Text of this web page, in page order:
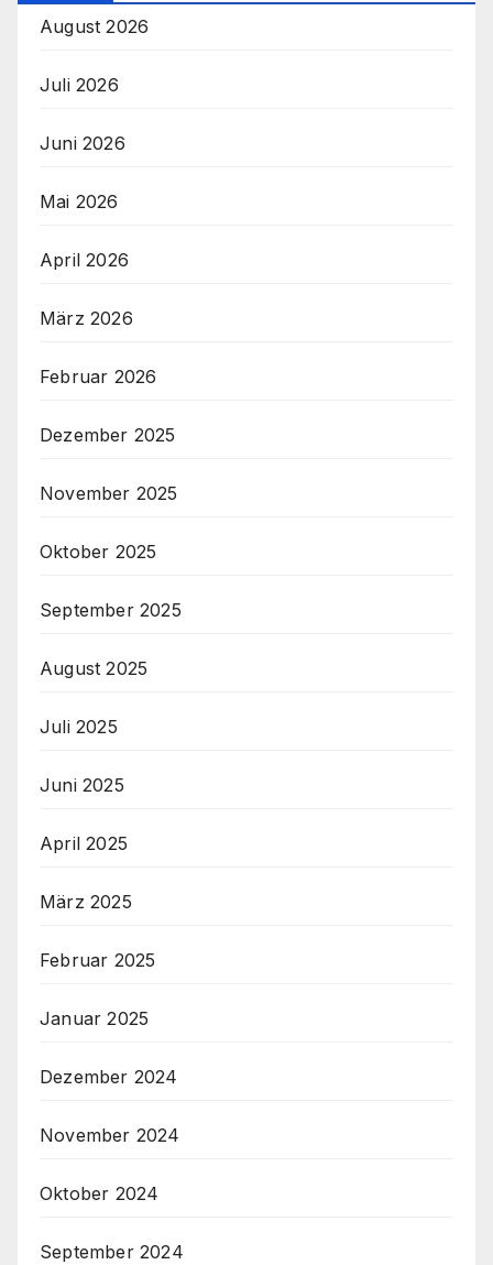
August 2026
Juli 2026
Juni 2026
Mai 2026
April 2026
März 2026
Februar 2026
Dezember 2025
November 2025
Oktober 2025
September 2025
August 2025
Juli 2025
Juni 2025
April 2025
März 2025
Februar 2025
Januar 2025
Dezember 2024
November 2024
Oktober 2024
September 2024